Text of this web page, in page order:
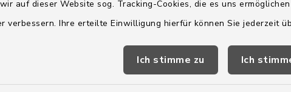
auf dieser Website sog. Tracking-Cookies, die es uns
verbessern. Ihre erteilte Einwilligung hierfür können Sie jederzeit
Ich stimme zu Ich
Freitag:
08:00 - 12:00 Uhr
sowie zusätzlich am Donnerstag:
14:00 - 18:00 Uhr